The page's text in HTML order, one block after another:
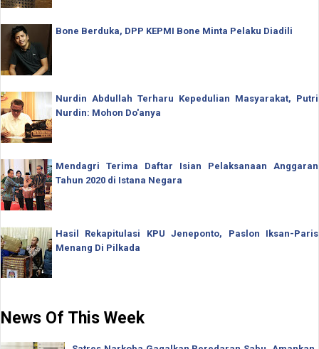
Bone Berduka, DPP KEPMI Bone Minta Pelaku Diadili
Nurdin Abdullah Terharu Kepedulian Masyarakat, Putri
Nurdin: Mohon Do'anya
Mendagri Terima Daftar Isian Pelaksanaan Anggaran
Tahun 2020 di Istana Negara
Hasil Rekapitulasi KPU Jeneponto, Paslon Iksan-Paris
Menang Di Pilkada
News Of This Week